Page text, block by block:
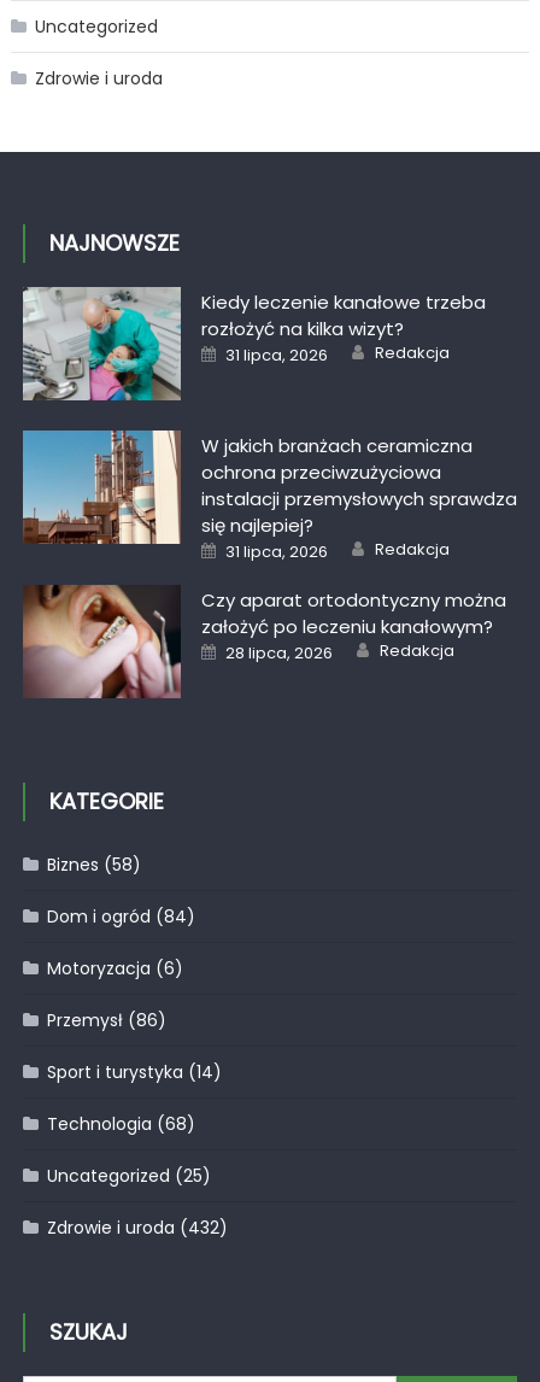
Uncategorized
Zdrowie i uroda
NAJNOWSZE
Kiedy leczenie kanałowe trzeba
rozłożyć na kilka wizyt?
Posted
on
31 lipca, 2026 Author
Redakcja
W jakich branżach ceramiczna
ochrona przeciwzużyciowa
instalacji przemysłowych sprawdza
się najlepiej?
Posted
on
31 lipca, 2026 Author
Redakcja
Czy aparat ortodontyczny można
założyć po leczeniu kanałowym?
Posted
on
28 lipca, 2026 Author
Redakcja
KATEGORIE
Biznes (58)
Dom i ogród (84)
Motoryzacja (6)
Przemysł(86)
Sport i turystyka (14)
Technologia (68)
Uncategorized (25)
Zdrowie i uroda (432)
SZUKAJ